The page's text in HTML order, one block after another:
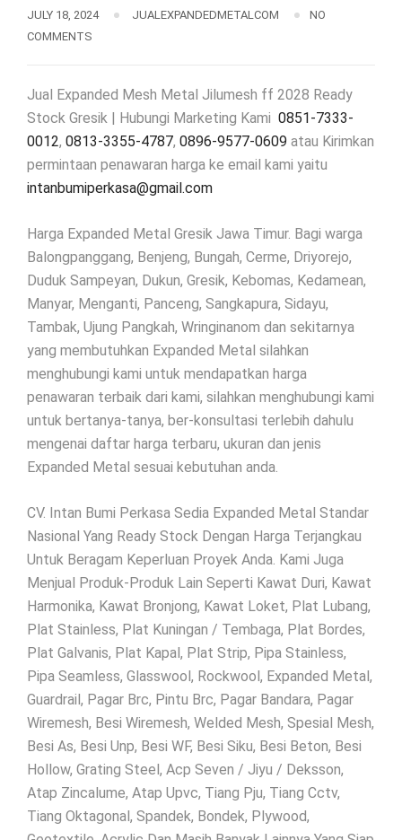
JULY 18, 2024 JUALEXPANDEDMETALCOM
NO
COMMENTS
Jual Expanded Mesh Metal Jilumesh ff 2028 Ready
Stock Gresik | Hubungi Marketing Kami 0851-7333-
0012, 0813-3355-4787, 0896-9577-0609 atau Kirimkan
permintaan penawaran harga ke email kami yaitu
intanbumiperkasa@gmail.com
Harga Expanded Metal Gresik Jawa Timur. Bagi warga
Balongpanggang, Benjeng, Bungah, Cerme, Driyorejo,
Duduk Sampeyan, Dukun, Gresik, Kebomas, Kedamean,
Manyar, Menganti, Panceng, Sangkapura, Sidayu,
Tambak, Ujung Pangkah, Wringinanom dan sekitarnya
yang membutuhkan Expanded Metal silahkan
menghubungi kami untuk mendapatkan harga
penawaran terbaik dari kami, silahkan menghubungi kami
untuk bertanya-tanya, ber-konsultasi terlebih dahulu
mengenai daftar harga terbaru, ukuran dan jenis
Expanded Metal sesuai kebutuhan anda.
CV. Intan Bumi Perkasa Sedia Expanded Metal Standar
Nasional Yang Ready Stock Dengan Harga Terjangkau
Untuk Beragam Keperluan Proyek Anda. Kami Juga
Menjual Produk-Produk Lain Seperti Kawat Duri, Kawat
Harmonika, Kawat Bronjong, Kawat Loket, Plat Lubang,
Plat Stainless, Plat Kuningan / Tembaga, Plat Bordes,
Plat Galvanis, Plat Kapal, Plat Strip, Pipa Stainless,
Pipa Seamless, Glasswool, Rockwool, Expanded Metal,
Guardrail, Pagar Brc, Pintu Brc, Pagar Bandara, Pagar
Wiremesh, Besi Wiremesh, Welded Mesh, Spesial Mesh,
Besi As, Besi Unp, Besi WF, Besi Siku, Besi Beton, Besi
Hollow, Grating Steel, Acp Seven / Jiyu / Deksson,
Atap Zincalume, Atap Upvc, Tiang Pju, Tiang Cctv,
Tiang Oktagonal, Spandek, Bondek, Plywood,